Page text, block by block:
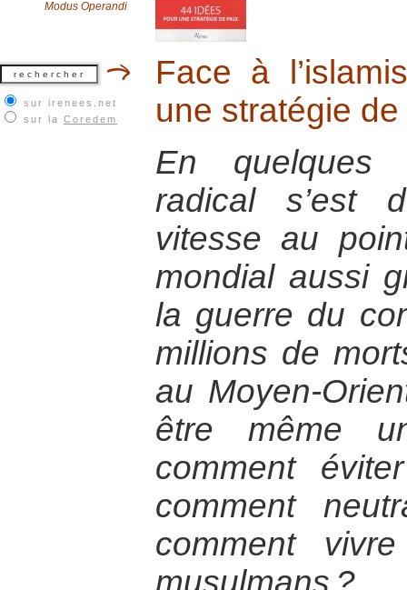
Modus Operandi
sur irenees.net
sur la Coredem
Face à
une stratégie
En quelques
radical s’est
vitesse au
mondial aussi
la guerre du
millions de
au Moyen-
être même
comment
comment
comment
musulmans ?